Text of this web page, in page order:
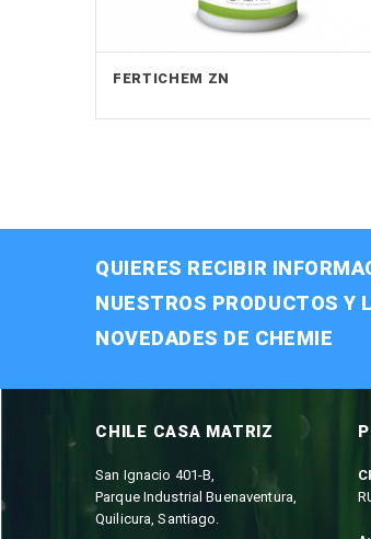
FERTICHEM ZN
QUIERES RECIBIR
NUESTROS PRODUCTOS Y
NOVEDADES DE CHEMIE
CHILE CASA MATRIZ
San Ignacio 401-B,
Parque Industrial Buenaventura,
Quilicura, Santiago.